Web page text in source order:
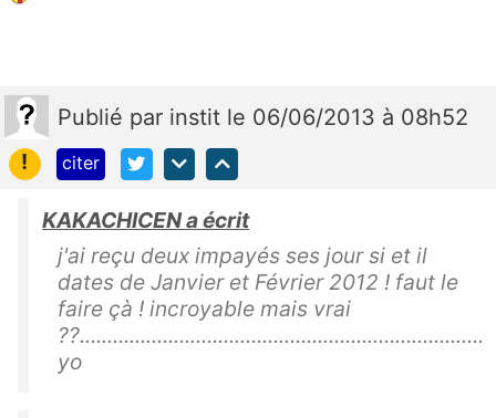
Publié par instit le 06/06/2013 à 08h52
!
citer
KAKACHICEN a écrit
j'ai reçu deux impayés ses jour si et il
dates de Janvier et Février 2012 ! faut le
faire çà ! incroyable mais vrai
??.........................................................................
yo